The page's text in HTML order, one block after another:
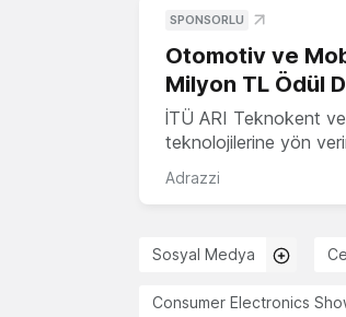
SPONSORLU
Otomotiv ve
Milyon TL Ödül
İTÜ ARI Teknokent
teknolojilerine yön
Adrazzi
Sosyal Medya
Consumer Electronics